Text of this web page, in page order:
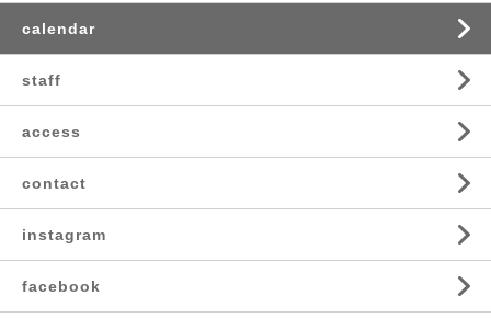
calendar
staff
access
contact
instagram
facebook